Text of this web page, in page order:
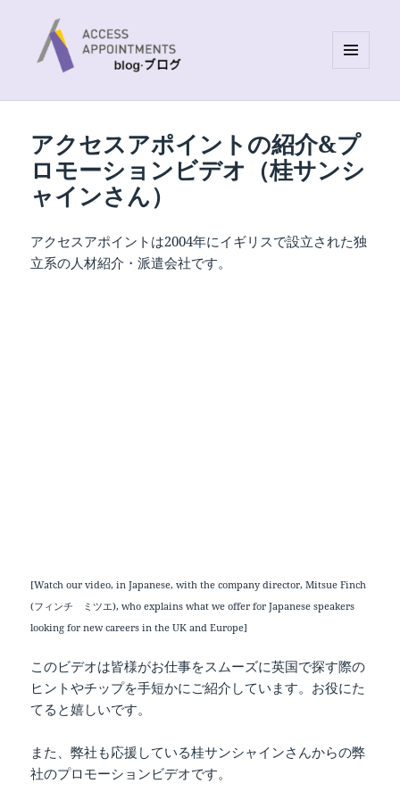
WIDGETS
アクセスアポイントの紹介&プ
ロモーションビデオ（桂サンシ
ャインさん）
アクセスアポイントは2004年にイギリスで設立された独
立系の人材紹介・派遣会社です。
[Watch our video, in Japanese, with the company director, Mitsue Finch
(フィンチ ミツエ), who explains what we offer for Japanese speakers
looking for new careers in the UK and Europe]
このビデオは皆様がお仕事をスムーズに英国で探す際の
ヒントやチップを手短かにご紹介しています。お役にた
てると嬉しいです。
また、弊社も応援している桂サンシャインさんからの弊
社のプロモーションビデオです。